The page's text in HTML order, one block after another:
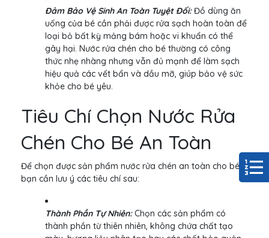
Đảm Bảo Vệ Sinh An Toàn Tuyệt Đối:Đồ dùng ăn
uống của bé cần phải được rửa sạch hoàn toàn để
loại bỏ bất kỳ mảng bám hoặc vi khuẩn có thể
gây hại. Nước rửa chén cho bé thường có công
thức nhẹ nhàng nhưng vẫn đủ mạnh để làm sạch
hiệu quả các vết bẩn và dầu mỡ, giúp bảo vệ sức
khỏe cho bé yêu.
Tiêu Chí Chọn Nước Rửa
Chén Cho Bé An Toàn
Để chọn được sản phẩm nước rửa chén an toàn cho bé,
bạn cần lưu ý các tiêu chí sau:
Thành Phần Tự Nhiên:Chọn các sản phẩm có
thành phần từ thiên nhiên, không chứa chất tạo